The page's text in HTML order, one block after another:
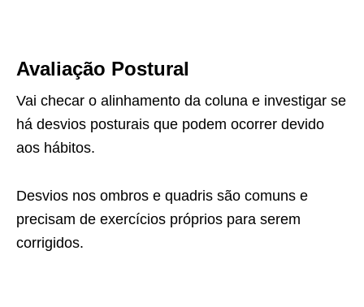
Avaliação Postural
Vai checar o alinhamento da coluna e investigar se
há desvios posturais que podem ocorrer devido
aos hábitos.
Desvios nos ombros e quadris são comuns e
precisam de exercícios próprios para serem
corrigidos.